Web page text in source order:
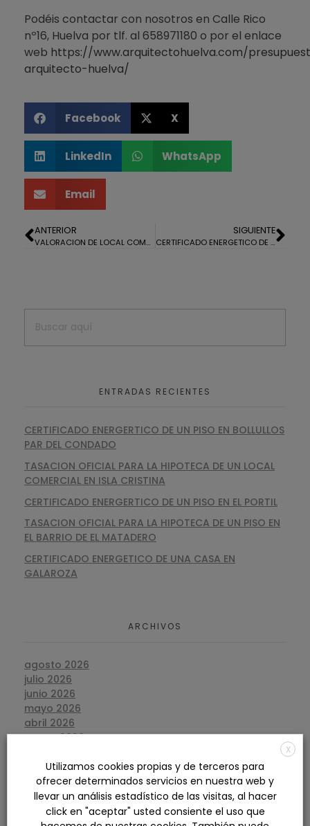
Podéis contactar con nosotros en Calle Rico
nº16, Huelva por tlf. al 658971180 o por el enlace
web https://www.arquitectohuelva.com/
arquitecto-huelva/
Facebook X
LinkedIn WhatsApp
Email
ANTERIOR
VALORACION DE LOCAL COMERCIAL EN HUELVA
SIGUIENTE
CERTIFICADO ENERGETICO DE ADOSADO EN LEPE
ENTRADAS RECIENTES
CERTIFICADO ENERGERTICO DE UN PISO EN BOLLULLOS
PAR DEL CONDADO
TASACION OFICIAL PARA LA HIPOTECA DE UN LOCAL
COMERCIAL EN ISLA CRISTINA
CERTIFICADO ENERGERTICO DE UN PISO EN EL PORTIL
TASACION OFICIAL PARA LA HIPOTECA DE UN PISO EN
EL BARRIO DE EL MATADERO
CERTIFICADO ENERGETICO DE UNA CASA EN
GALAROZA
ARCHIVOS
agosto 2026
julio 2026
junio 2026
mayo 2026
abril 2026
marzo 2026
enero 2026
diciembre 2025
noviembre 2025
octubre 2025
X
Utilizamos cookies propias y de terceros para
ofrecer determinados servicios en nuestra web y
llevar un análisis estadístico de las visitas, al hacer
click en "aceptar" usted consiente el uso que